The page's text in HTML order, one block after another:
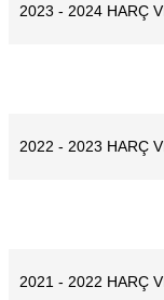
2023 - 2024 HARÇ
2022 - 2023 HARÇ
2021 - 2022 HARÇ